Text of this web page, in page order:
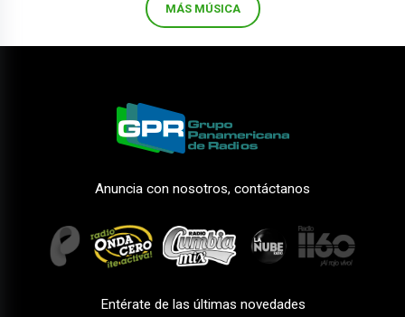
MÁS MÚSICA
Anuncia con nosotros, contáctanos
Entérate de las últimas novedades